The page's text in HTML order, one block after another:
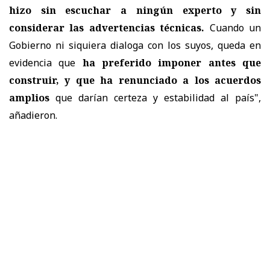
hizo sin escuchar a ningún experto y sin
considerar las advertencias técnicas. Cuando un
Gobierno ni siquiera dialoga con los suyos, queda en
evidencia que ha preferido imponer antes que
construir, y que ha renunciado a los acuerdos
amplios que darían certeza y estabilidad al país",
añadieron.